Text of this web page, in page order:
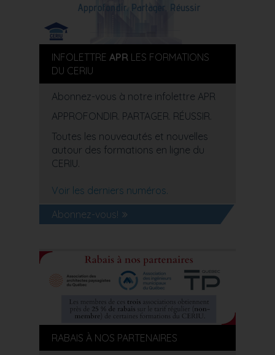
INFOLETTRE APR LES FORMATIONS
DU CERIU
Abonnez-vous à notre infolettre APR
APPROFONDIR. PARTAGER. RÉUSSIR.
Toutes les nouveautés et nouvelles
autour des formations en ligne du
CERIU.
Voir les derniers numéros.
Abonnez-vous!
RABAIS À NOS PARTENAIRES